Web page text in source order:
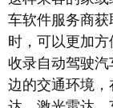
车软件服务商
时，可以更加
收录自动驾驶汽
边的交通环境